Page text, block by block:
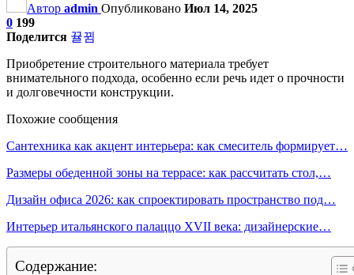
Автор admin Опубликовано Июл 14, 2025
0 199
Поделится
Приобретение строительного материала требует
внимательного подхода, особенно если речь идет о прочности
и долговечности конструкции.
Похожие сообщения
Сантехника как акцент интерьера: как смеситель формирует…
Размеры обеденной зоны на террасе: как рассчитать стол,…
Дизайн офиса 2026: как спроектировать пространство под…
Интерьер итальянского палаццо XVII века: дизайнерские…
Содержание: